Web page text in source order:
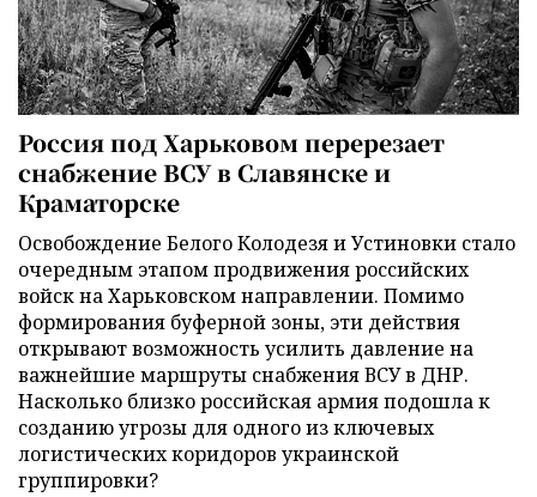
Россия под Харьковом перерезает
снабжение ВСУ в Славянске и
Краматорске
Освобождение Белого Колодезя и Устиновки стало
очередным этапом продвижения российских
войск на Харьковском направлении. Помимо
формирования буферной зоны, эти действия
открывают возможность усилить давление на
важнейшие маршруты снабжения ВСУ в ДНР.
Насколько близко российская армия подошла к
созданию угрозы для одного из ключевых
логистических коридоров украинской
группировки?